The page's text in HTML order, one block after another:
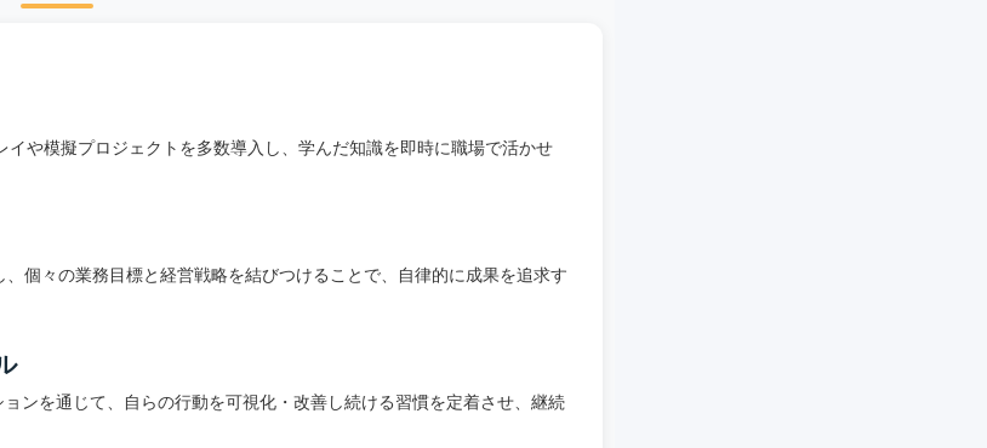
や模擬プロジェクトを多数導入し、学んだ知識を即時に職場で活かせ
個々の業務目標と経営戦略を結びつけることで、自律的に成果を追求す
ンを通じて、自らの行動を可視化・改善し続ける習慣を定着させ、継続